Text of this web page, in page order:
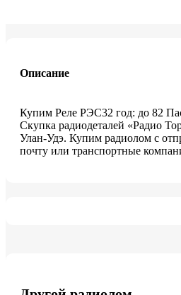
Описание
Купим Реле РЭС32 год: до 82
Скупка радиодеталей «Радио
Улан-Удэ. Купим радиолом с
почту или транспортные